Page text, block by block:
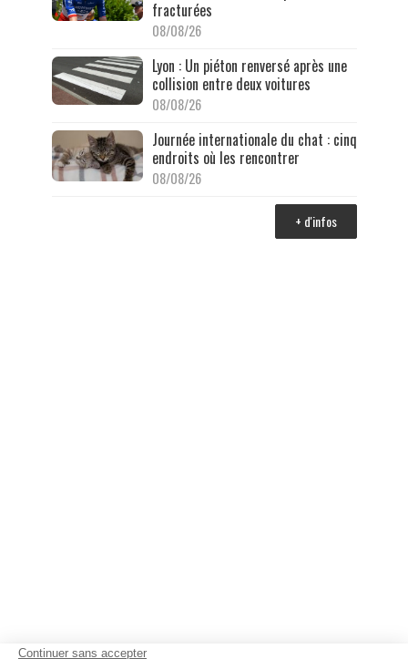
fracturées
08/08/26
Lyon : Un piéton renversé après une
collision entre deux voitures
08/08/26
Journée internationale du chat : cinq
endroits où les rencontrer
08/08/26
+ d'infos